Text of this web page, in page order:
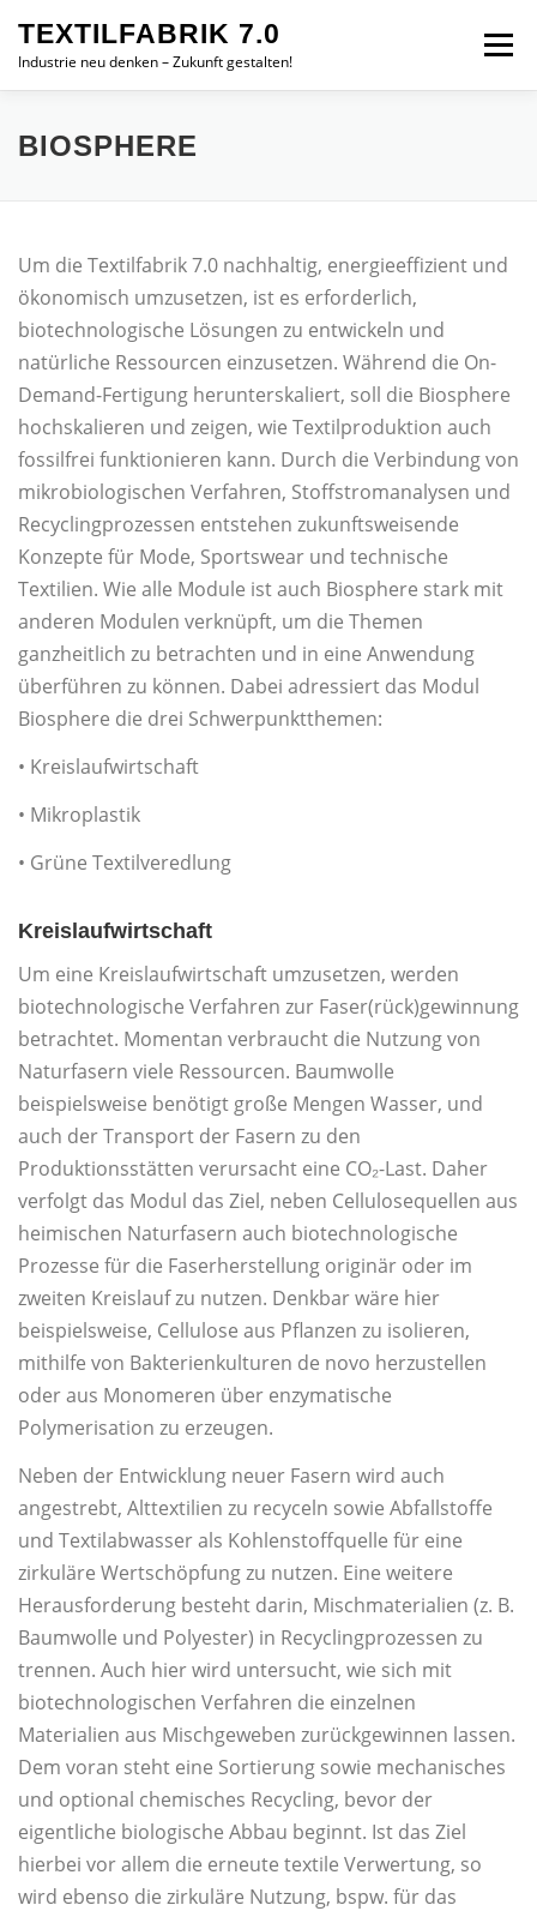
Inhalt
springen
TEXTILFABRIK 7.0
Industrie neu denken – Zukunft gestalten!
Menü
ZIELE MODULE
BIOSPHERE
Um die Textilfabrik 7.0 nachhaltig, energieeffizient und
ökonomisch umzusetzen, ist es erforderlich,
biotechnologische Lösungen zu entwickeln und
natürliche Ressourcen einzusetzen. Während die On-
Demand-Fertigung herunterskaliert, soll die Biosphere
hochskalieren und zeigen, wie Textilproduktion auch
fossilfrei funktionieren kann. Durch die Verbindung von
mikrobiologischen Verfahren, Stoffstromanalysen und
Recyclingprozessen entstehen zukunftsweisende
Konzepte für Mode, Sportswear und technische
Textilien. Wie alle Module ist auch Biosphere stark mit
anderen Modulen verknüpft, um die Themen
ganzheitlich zu betrachten und in eine Anwendung
überführen zu können. Dabei adressiert das Modul
Biosphere die drei Schwerpunktthemen:
• Kreislaufwirtschaft
• Mikroplastik
• Grüne Textilveredlung
Kreislaufwirtschaft
Um eine Kreislaufwirtschaft umzusetzen, werden
biotechnologische Verfahren zur Faser(rück)gewinnung
betrachtet. Momentan verbraucht die Nutzung von
Naturfasern viele Ressourcen. Baumwolle
beispielsweise benötigt große Mengen Wasser, und
auch der Transport der Fasern zu den
Produktionsstätten verursacht eine CO₂-Last. Daher
verfolgt das Modul das Ziel, neben Cellulosequellen aus
heimischen Naturfasern auch biotechnologische
Prozesse für die Faserherstellung originär oder im
zweiten Kreislauf zu nutzen. Denkbar wäre hier
beispielsweise, Cellulose aus Pflanzen zu isolieren,
mithilfe von Bakterienkulturen de novo herzustellen
oder aus Monomeren über enzymatische
Polymerisation zu erzeugen.
Neben der Entwicklung neuer Fasern wird auch
angestrebt, Alttextilien zu recyceln sowie Abfallstoffe
und Textilabwasser als Kohlenstoffquelle für eine
zirkuläre Wertschöpfung zu nutzen. Eine weitere
Herausforderung besteht darin, Mischmaterialien (z. B.
Baumwolle und Polyester) in Recyclingprozessen zu
trennen. Auch hier wird untersucht, wie sich mit
biotechnologischen Verfahren die einzelnen
Materialien aus Mischgeweben zurückgewinnen lassen.
Dem voran steht eine Sortierung sowie mechanisches
und optional chemisches Recycling, bevor der
eigentliche biologische Abbau beginnt. Ist das Ziel
hierbei vor allem die erneute textile Verwertung, so
wird ebenso die zirkuläre Nutzung, bspw. für das